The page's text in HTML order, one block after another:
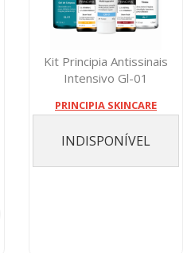
Kit Principia Antissinais
Intensivo Gl-01
PRINCIPIA SKINCARE
INDISPONÍVEL